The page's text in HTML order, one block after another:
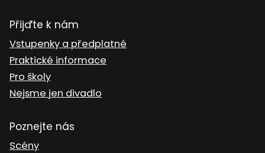
Přijďte k nám
Vstupenky a předplatné
Praktické informace
Pro školy
Nejsme jen divadlo
Poznejte nás
Scény